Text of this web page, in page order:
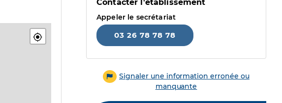
Contacter l'établissement
Appeler le secrétariat
03 26 78 78 78
Signaler une information erronée ou
manquante